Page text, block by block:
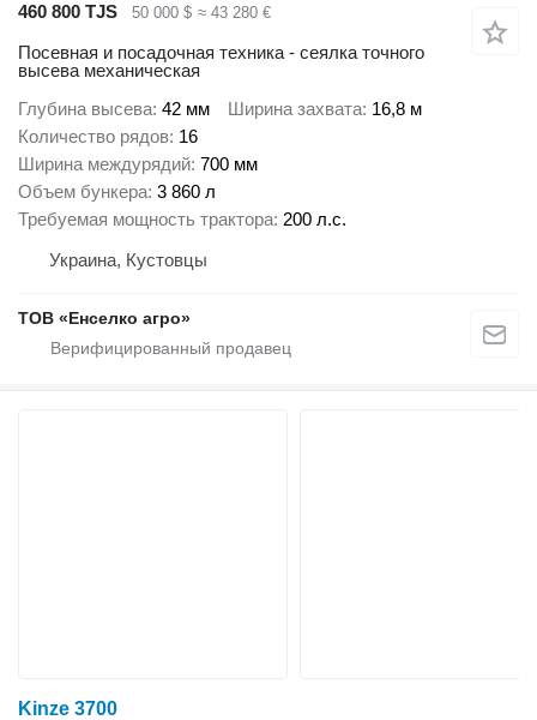
460 800 TJS 50 000 $ ≈ 43 280 €
Посевная и посадочная техника - сеялка точного
высева механическая
Глубина высева 42 мм Ширина захвата 16,8 м
Количество рядов 16
Ширина междурядий 700 мм
Объем бункера 3 860 л
Требуемая мощность трактора 200 л.с.
Украина, Кустовцы
ТОВ «Енселко агро»
Kinze 3700